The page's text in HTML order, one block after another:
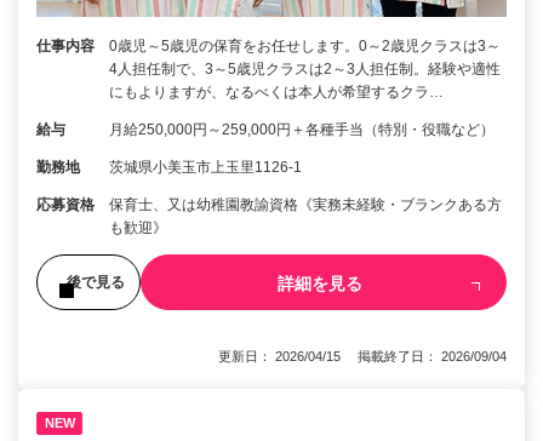
仕事内容
0歳児～5歳児の保育をお任せします。0～2歳児クラスは3～
4人担任制で、3～5歳児クラスは2～3人担任制。経験や適性
にもよりますが、なるべくは本人が希望するクラ…
給与 月給250,000円～259,000円＋各種手当（特別・役職など）
勤務地 茨城県小美玉市上玉里1126-1
応募資格
保育士、又は幼稚園教諭資格《実務未経験・ブランクある方
も歓迎》
後で見る 詳細を見る
更新日： 2026/04/15 掲載終了日： 2026/09/04
NEW